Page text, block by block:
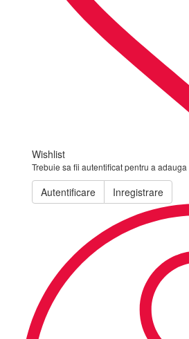
Wishlist
Trebuie sa fii autentificat pentru a
Autentificare Inregistrare